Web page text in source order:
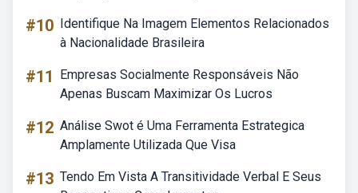
#10 Identifique Na Imagem Elementos Relacionados
à Nacionalidade Brasileira
#11
Empresas Socialmente Responsáveis Não
Apenas Buscam Maximizar Os Lucros
#12 Análise Swot é Uma Ferramenta Estrategica
Amplamente Utilizada Que Visa
#13 Tendo Em Vista A Transitividade Verbal E Seus